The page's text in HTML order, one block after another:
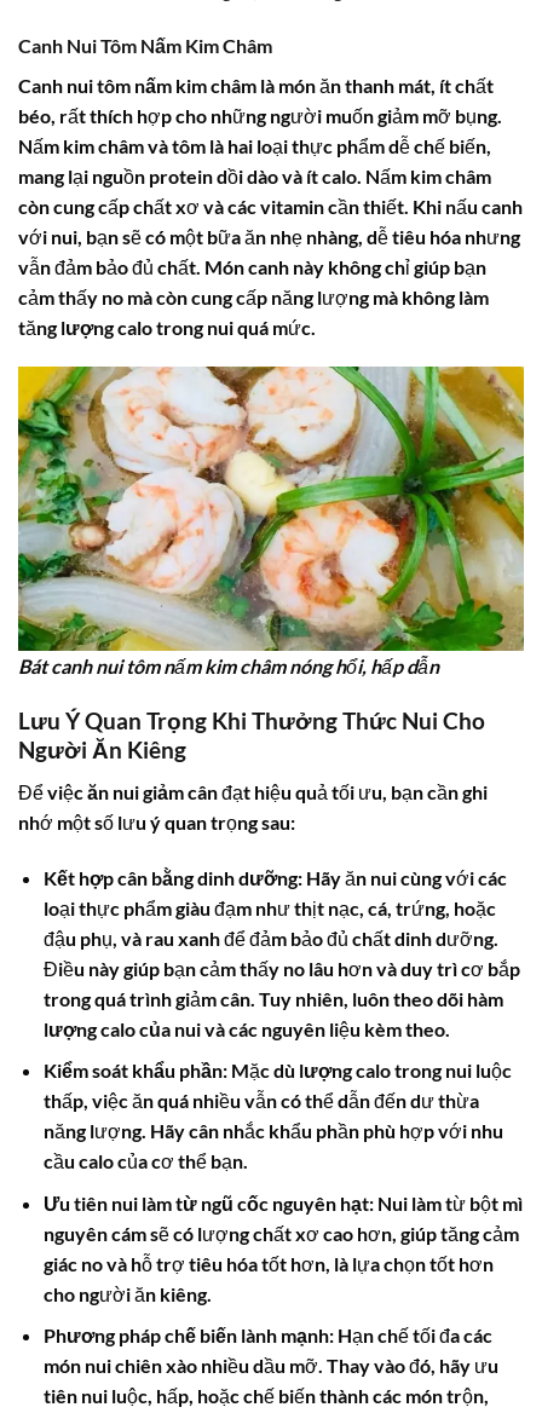
Canh Nui Tôm Nấm Kim Châm
Canh nui tôm nấm kim châm là món ăn thanh mát, ít chất
béo, rất thích hợp cho những người muốn giảm mỡ bụng.
Nấm kim châm và tôm là hai loại thực phẩm dễ chế biến,
mang lại nguồn protein dồi dào và ít calo. Nấm kim châm
còn cung cấp chất xơ và các vitamin cần thiết. Khi nấu canh
với nui, bạn sẽ có một bữa ăn nhẹ nhàng, dễ tiêu hóa nhưng
vẫn đảm bảo đủ chất. Món canh này không chỉ giúp bạn
cảm thấy no mà còn cung cấp năng lượng mà không làm
tănglượng calo trong nuiquá mức.
Bát canh nui tôm nấm kim châm nóng hổi, hấp dẫn
Lưu Ý Quan Trọng Khi Thưởng Thức Nui Cho
Người Ăn Kiêng
Để việcăn nui giảm cânđạt hiệu quả tối ưu, bạn cần ghi
nhớ một số lưu ý quan trọng sau:
Kết hợp cân bằng dinh dưỡng: Hãy ăn nui cùng với các
loại thực phẩm giàu đạm như thịt nạc, cá, trứng, hoặc
đậu phụ, và rau xanh để đảm bảo đủ chất dinh dưỡng.
Điều này giúp bạn cảm thấy no lâu hơn và duy trì cơ bắp
trong quá trình giảm cân. Tuy nhiên, luôn theo dõi hàm
lượng calo của nuivà các nguyên liệu kèm theo.
Kiểm soát khẩu phần: Mặc dù lượng calo trong nuiluộc
thấp, việc ăn quá nhiều vẫn có thể dẫn đến dư thừa
năng lượng. Hãy cân nhắc khẩu phần phù hợp với nhu
cầu calo của cơ thể bạn.
Ưu tiên nui làm từ ngũ cốc nguyên hạt: Nui làm từ bột mì
nguyên cám sẽ có lượng chất xơ cao hơn, giúp tăng cảm
giác no và hỗ trợ tiêu hóa tốt hơn, là lựa chọn tốt hơn
cho người ăn kiêng.
Phương pháp chế biến lành mạnh: Hạn chế tối đa các
món nui chiên xào nhiều dầu mỡ. Thay vào đó, hãy ưu
tiên nui luộc, hấp, hoặc chế biến thành các món trộn,